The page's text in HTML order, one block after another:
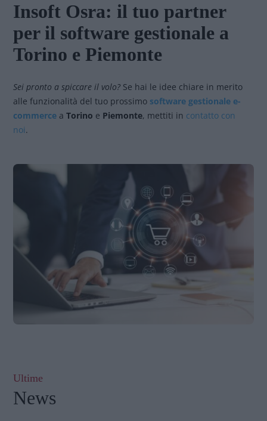
Insoft Osra: il tuo partner
per il software gestionale a
Torino e Piemonte
Sei pronto a spiccare il volo? Se hai le idee chiare in merito
alle funzionalità del tuo prossimo software gestionale e-
commerce a Torino e Piemonte, mettiti in contatto con
noi.
Ultime
News